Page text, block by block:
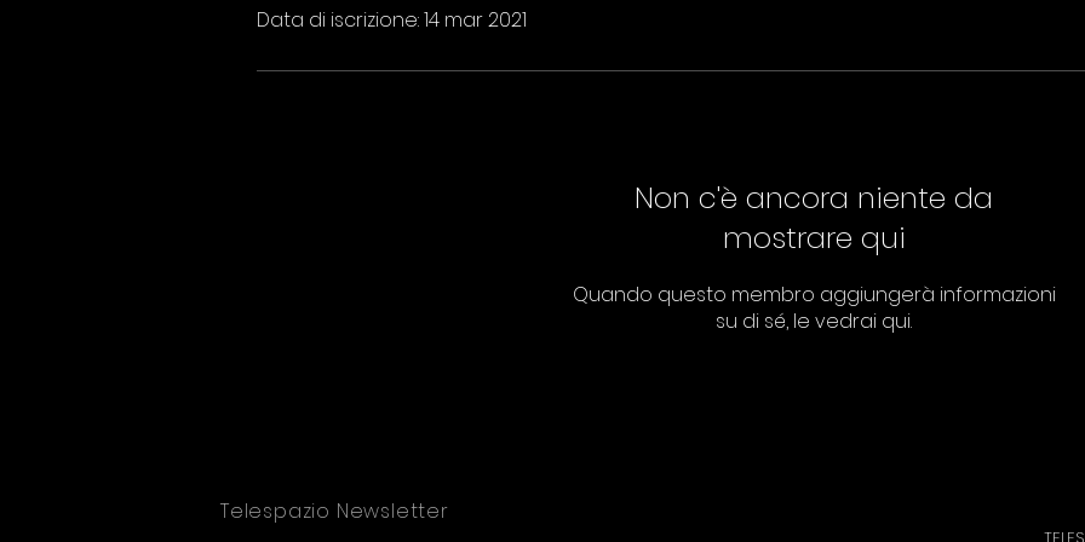
Data di iscrizione: 14 mar 2021
Non c'è ancora niente da
mostrare qui
Quando questo membro aggiungerà informazioni
su di sé, le vedrai qui.
Telespazio Newsletter